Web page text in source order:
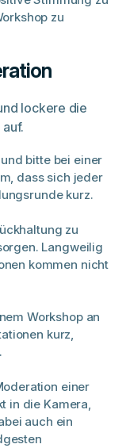
zu
lockere die
bitte bei einer
dass sich jeder
kurz.
zu
Langweilig
kommen nicht
Workshop an
kurz,
einer
in die Kamera,
auch ein